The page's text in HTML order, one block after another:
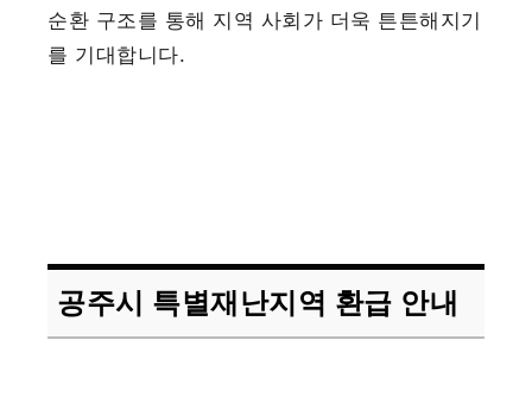
순환 구조를 통해 지역 사회가 더욱 튼튼해지기
를 기대합니다.
공주시 특별재난지역 환급 안내